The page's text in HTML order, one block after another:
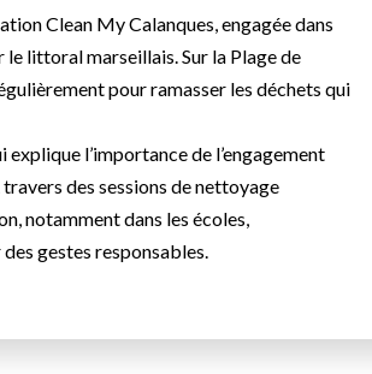
Clean My Calanques, engagée dans
littoral marseillais. Sur la Plage de
pour ramasser les déchets qui
l’importance de l’engagement
des sessions de nettoyage
notamment dans les écoles,
gestes responsables.